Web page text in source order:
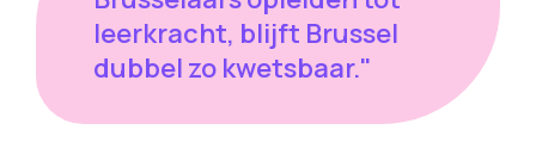
leerkracht, blijft Brussel
dubbel zo kwetsbaar."